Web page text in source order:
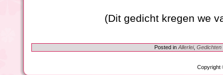
(Dit gedicht kregen we
Posted in Allerlei, Gedichten
Copyright